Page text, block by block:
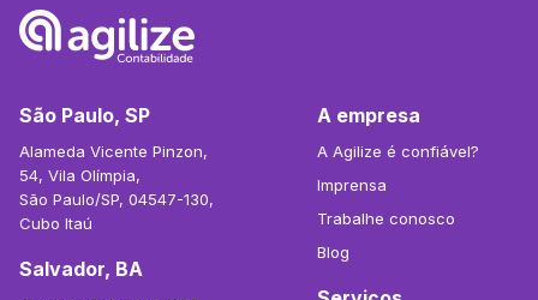
São Paulo, SP
Alameda Vicente Pinzon,
54, Vila Olímpia,
São Paulo/SP, 04547-130,
Cubo Itaú
Salvador, BA
A empresa
A Agilize é confiável?
Imprensa
Trabalhe conosco
Blog